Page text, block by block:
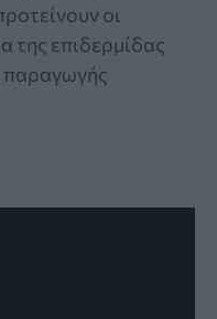
οι
της επιδερμίδας
παραγωγής